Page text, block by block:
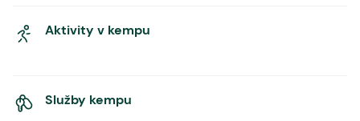
Aktivity v kempu
Služby kempu